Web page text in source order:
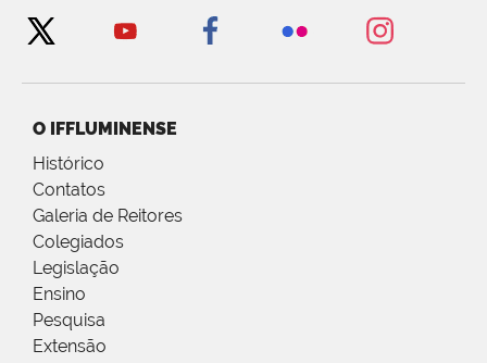
O IFFLUMINENSE
Histórico
Contatos
Galeria de Reitores
Colegiados
Legislação
Ensino
Pesquisa
Extensão